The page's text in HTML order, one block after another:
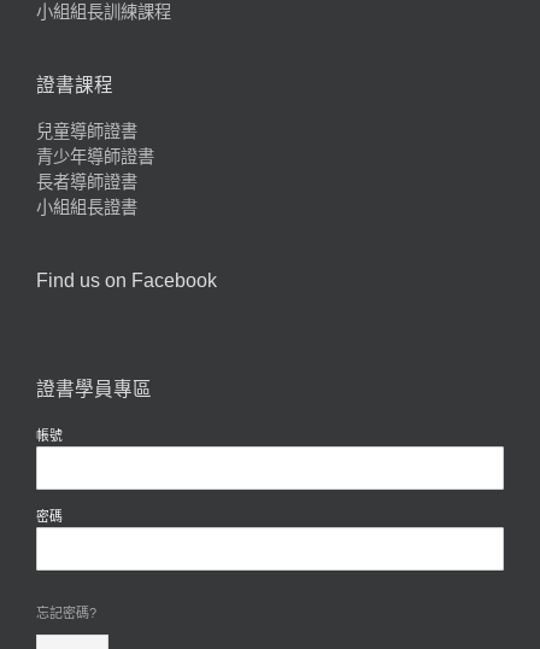
小組組長訓練課程
證書課程
兒童導師證書
青少年導師證書
長者導師證書
小組組長證書
Find us on Facebook
證書學員專區
帳號
密碼
忘記密碼?